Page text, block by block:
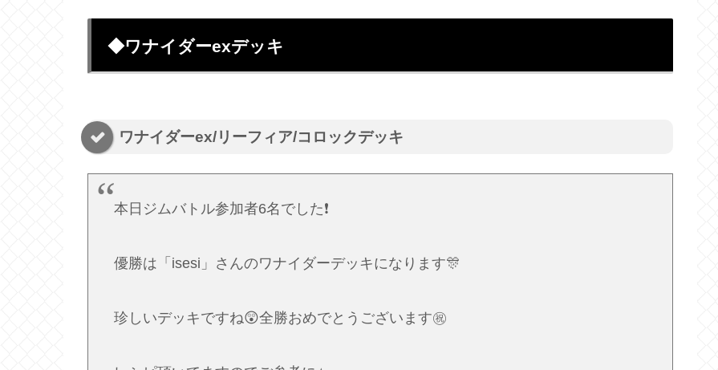
◆ワナイダーexデッキ
ワナイダーex/リーフィア/コロックデッキ
本日ジムバトル参加者6名でした❗️
優勝は「isesi」さんのワナイダーデッキになります🎊
珍しいデッキですね😲全勝おめでとうございます㊗️